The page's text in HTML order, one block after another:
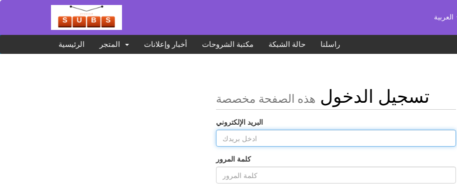
الرئيسية أخبار وإعلانات مكتبة الشروحات حالة الشبكة راسلنا
تسجيل الدخول هذه الصفحة مخصصة
البريد الإلكتروني
كلمة المرور